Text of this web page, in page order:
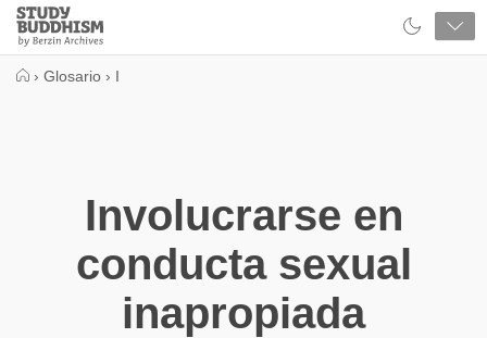
Close
Study
Buddhism
› Glosario › I
Involucrarse en
conducta sexual
inapropiada